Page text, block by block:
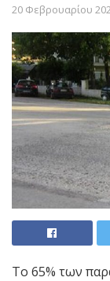
20 Φεβρουαρίου
Το 65% των